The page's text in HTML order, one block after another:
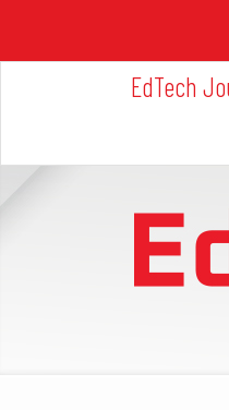
Glavni
EdTech